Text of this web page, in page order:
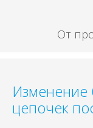
От
Изменение
цепочек